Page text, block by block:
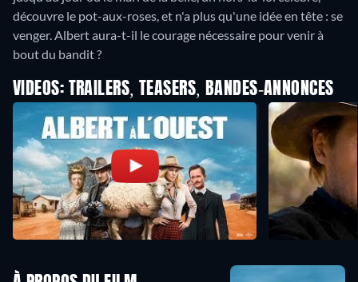
découvre le pot-aux-roses, et n'a plus qu'une idée en tête : se
venger. Albert aura-t-il le courage nécessaire pour venir à
bout du bandit ?
VIDEOS: TRAILERS, TEASERS, BANDES-ANNONCES